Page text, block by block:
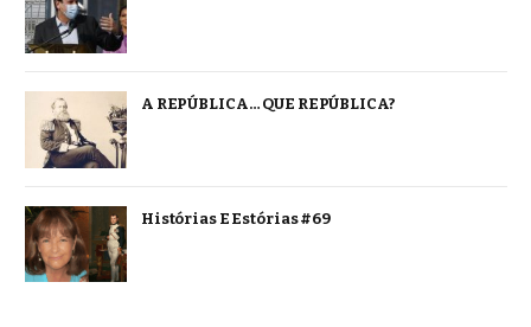
A REPÚBLICA… QUE REPÚBLICA?
Histórias E Estórias #69